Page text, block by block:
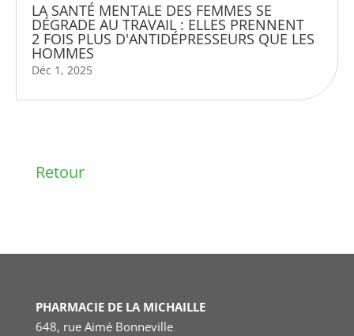
LA SANTÉ MENTALE DES FEMMES SE
DÉGRADE AU TRAVAIL : ELLES PRENNENT
2 FOIS PLUS D'ANTIDÉPRESSEURS QUE LES
HOMMES
Déc 1, 2025
Retour
PHARMACIE DE LA MICHAILLE
648, rue Aimé Bonneville